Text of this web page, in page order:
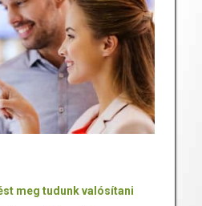
meg tudunk valósítani